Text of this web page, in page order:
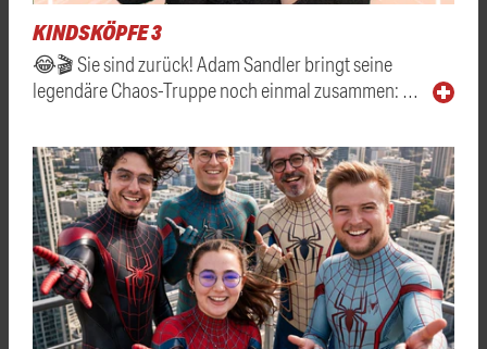
KINDSKÖPFE 3
😂🎬 Sie sind zurück! Adam Sandler bringt seine
legendäre Chaos-Truppe noch einmal zusammen: …